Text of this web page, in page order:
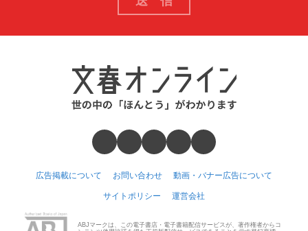
広告掲載について お問い合わせ 動画・バナー広告について
サイトポリシー 運営会社
ABJマークは、この電子書店・電子書籍配信サービスが、著作権者からコ